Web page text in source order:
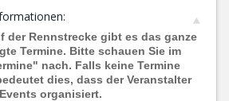
der Rennstrecke gibt es das ganze
Termine. Bitte schauen Sie im
nach. Falls keine Termine
dies, dass der Veranstalter
organisiert.